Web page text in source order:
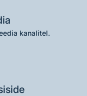
kanalitel.